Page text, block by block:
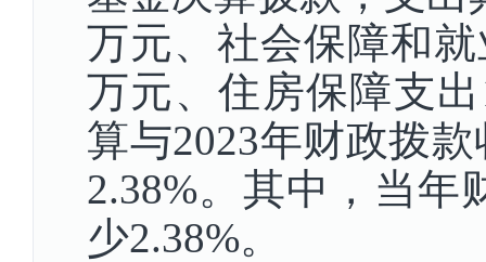
万元、社会保障和
万元、住房保障支
算与2023年财政拨
2.38%。其中，当年
少2.38%。